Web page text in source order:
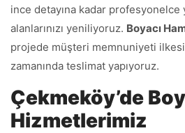
ince detayına kadar profesyonelce
alanlarınızı yeniliyoruz. Boyacı
projede müşteri memnuniyeti
zamanında teslimat yapıyoruz.
Çekmeköy’de
Hizmetlerimiz